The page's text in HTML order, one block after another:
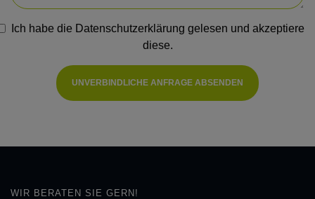
Ich habe die Datenschutzerklärung gelesen und akzeptiere
diese.
UNVERBINDLICHE ANFRAGE ABSENDEN
WIR BERATEN SIE GERN!